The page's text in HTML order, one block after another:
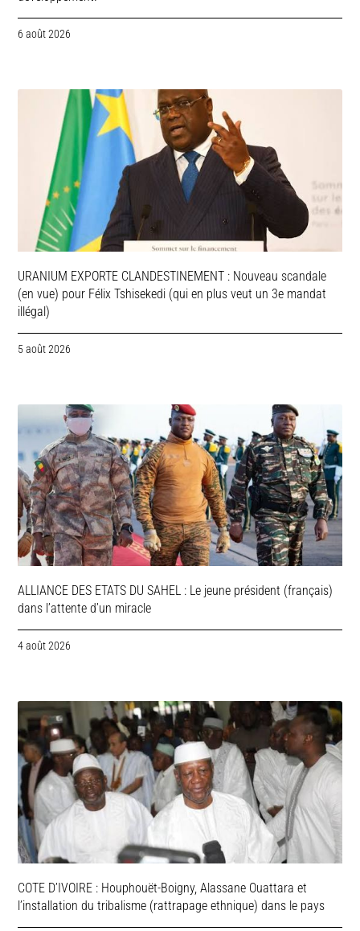
6 août 2026
URANIUM EXPORTE CLANDESTINEMENT : Nouveau scandale
(en vue) pour Félix Tshisekedi (qui en plus veut un 3e mandat
illégal)
5 août 2026
ALLIANCE DES ETATS DU SAHEL : Le jeune président (français)
dans l’attente d’un miracle
4 août 2026
COTE D’IVOIRE : Houphouët-Boigny, Alassane Ouattara et
l’installation du tribalisme (rattrapage ethnique) dans le pays